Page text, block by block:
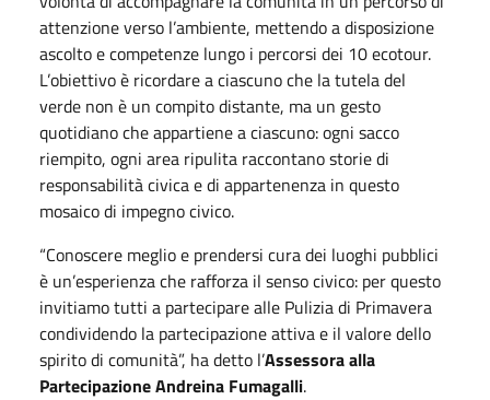
attenzione verso l’ambiente, mettendo a disposizione
ascolto e competenze lungo i percorsi dei 10 ecotour.
L’obiettivo è ricordare a ciascuno che la tutela del
verde non è un compito distante, ma un gesto
quotidiano che appartiene a ciascuno: ogni sacco
riempito, ogni area ripulita raccontano storie di
responsabilità civica e di appartenenza in questo
mosaico di impegno civico.
“Conoscere meglio e prendersi cura dei luoghi pubblici
è un’esperienza che rafforza il senso civico: per questo
invitiamo tutti a partecipare alle Pulizia di Primavera
condividendo la partecipazione attiva e il valore dello
spirito di comunità”, ha detto l’Assessora alla
Partecipazione Andreina Fumagalli.